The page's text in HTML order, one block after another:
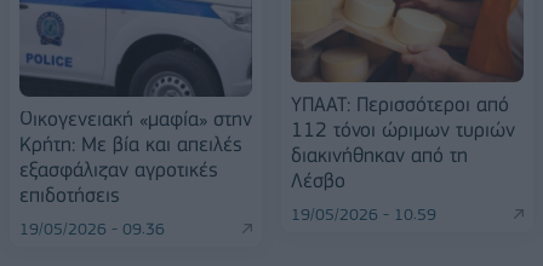
Οικογενειακή «μαφία» στην
Κρήτη: Με βία και απειλές
εξασφάλιζαν αγροτικές
επιδοτήσεις
19/05/2026 - 09:36
ΥΠΑΑΤ: Περισσότεροι από
112 τόνοι ώριμων τυριών
διακινήθηκαν από τη
Λέσβο
19/05/2026 - 10:59